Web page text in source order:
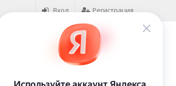
Вход Регистрация
Корзина ( 0)
на сумму0₽